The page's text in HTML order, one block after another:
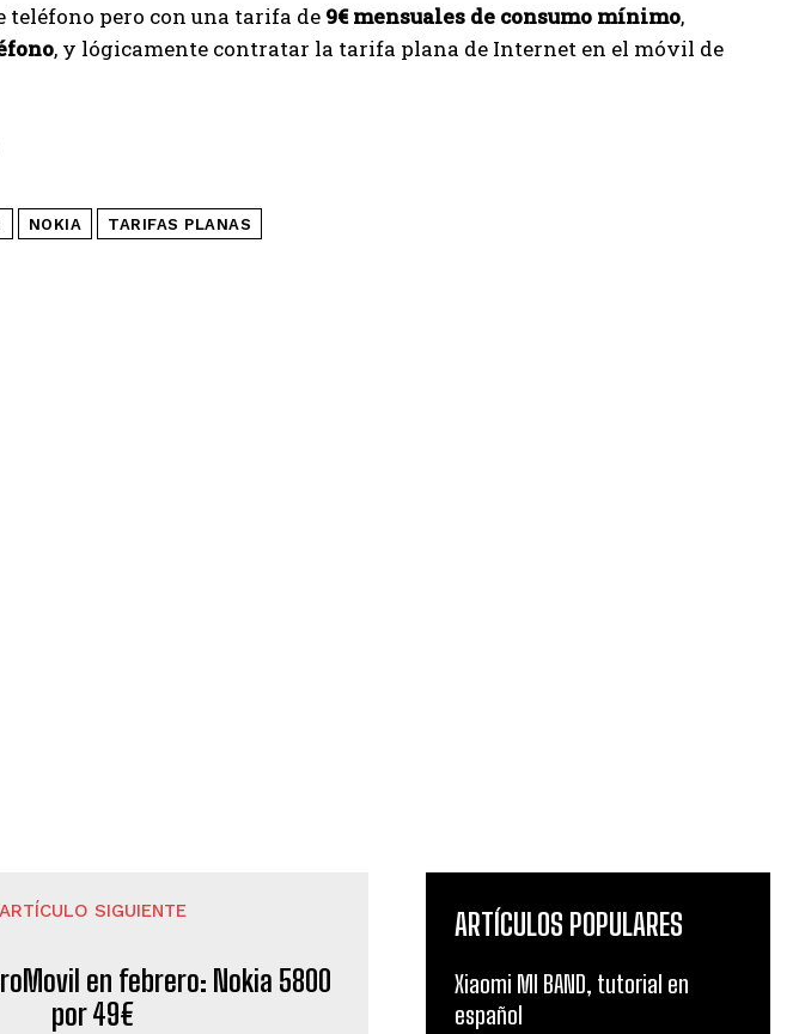
teléfono pero con una tarifa de 9€ mensuales de consumo mínimo,
, y lógicamente contratar la tarifa plana de Internet en el móvil de
NOKIA TARIFAS PLANAS
ARTÍCULO SIGUIENTE
en febrero: Nokia 5800
por 49€
ARTÍCULOS POPULARES
Xiaomi MI BAND, tutorial en
español